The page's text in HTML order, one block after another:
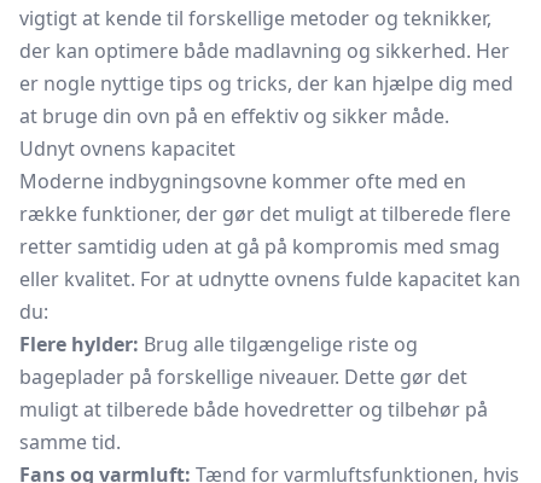
vigtigt at kende til forskellige metoder og teknikker,
der kan optimere både madlavning og sikkerhed. Her
er nogle nyttige tips og tricks, der kan hjælpe dig med
at bruge din ovn på en effektiv og sikker måde.
Udnyt ovnens kapacitet
Moderne indbygningsovne kommer ofte med en
række funktioner, der gør det muligt at tilberede flere
retter samtidig uden at gå på kompromis med smag
eller kvalitet. For at udnytte ovnens fulde kapacitet kan
du:
Flere hylder: Brug alle tilgængelige riste og
bageplader på forskellige niveauer. Dette gør det
muligt at tilberede både hovedretter og tilbehør på
samme tid.
Fans og varmluft: Tænd for varmluftsfunktionen, hvis